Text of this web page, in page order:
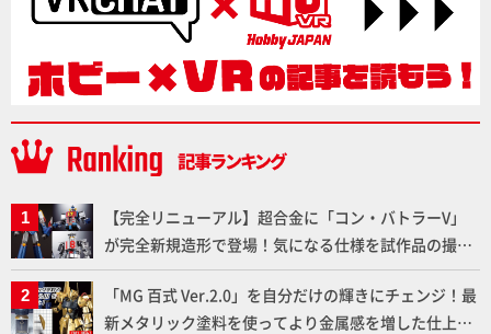
【完全リニューアル】超合金に「コン・バトラーV」
が完全新規造形で登場！気になる仕様を試作品の撮り
下ろしでご紹介!!さらに「大鉄人17」＆「ワンエイ
ト」セット情報もお届け！【超合金の魂】
「MG 百式 Ver.2.0」を自分だけの輝きにチェンジ！最
新メタリック塗料を使ってより金属感を増した仕上が